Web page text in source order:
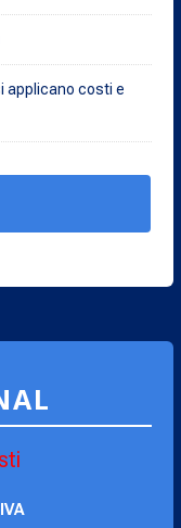
applicano costi e